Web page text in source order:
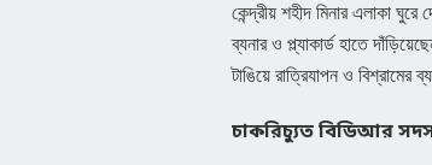
কেন্দ্রীয় শহীদ মিনার এলাকা
ব্যনার ও প্ল্যাকার্ড হাতে
টাঙিয়ে রাত্রিযাপন ও
চাকরিচ্যুত বিডিআর